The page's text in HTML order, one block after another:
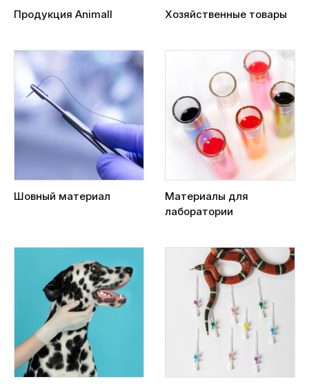
Продукция Animall Хозяйственные товары
Шовный материал
Материалы для
лаборатории